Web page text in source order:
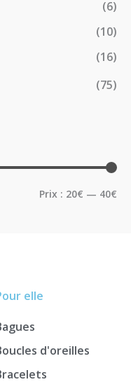
(6)
(10)
(16)
(75)
Prix : 20€ — 40€
elle
d'oreilles